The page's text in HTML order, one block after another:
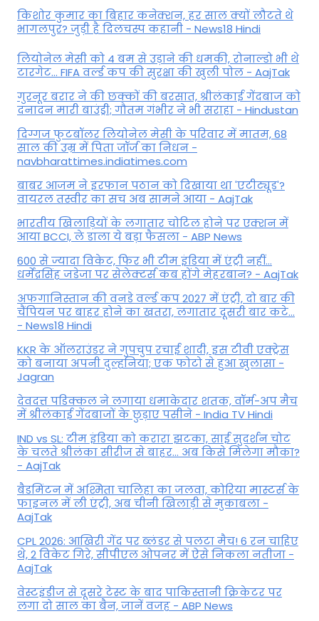
किशोर कुमार का बिहार कनेक्शन, हर साल क्यों लौटते थे
भागलपुर? जुड़ी है दिलचस्प कहानी - News18 Hindi
ल‍ियोनेल मेसी को 4 बम से उड़ाने की धमकी, रोनाल्डो भी थे
टारगेट... FIFA वर्ल्ड कप की सुरक्षा की खुली पोल - AajTak
गुरनूर बरार ने की छक्कों की बरसात, श्रीलंकाई गेंदबाज को
दनादन मारी बाउंड्री; गौतम गंभीर ने भी सराहा - Hindustan
दिग्गज फुटबॉलर लियोनेल मेसी के परिवार में मातम, 68
साल की उम्र में पिता जॉर्ज का निधन -
navbharattimes.indiatimes.com
बाबर आजम ने इरफान पठान को दिखाया था 'एटीट्यूड'?
वायरल तस्वीर का सच अब सामने आया - AajTak
भारतीय खिलाड़ियों के लगातार चोटिल होने पर एक्शन में
आया BCCI, ले डाला ये बड़ा फैसला - ABP News
600 से ज्यादा विकेट, फिर भी टीम इंडिया में एंट्री नहीं...
धर्मेंद्रसिंह जडेजा पर सेलेक्टर्स कब होंगे मेहरबान? - AajTak
अफगानिस्तान की वनडे वर्ल्ड कप 2027 में एंट्री, दो बार की
चैंपियन पर बाहर होने का खतरा, लगातार दूसरी बार कटे...
- News18 Hindi
KKR के ऑलराउंडर ने गुपचुप रचाई शादी, इस टीवी एक्ट्रेस
को बनाया अपनी दुल्हनिया; एक फोटो से हुआ खुलासा -
Jagran
देवदत्त पडिक्कल ने लगाया धमाकेदार शतक, वॉर्म-अप मैच
में श्रीलंकाई गेंदबाजों के छुड़ाए पसीने - India TV Hindi
IND vs SL: टीम इंड‍िया को करारा झटका, साई सुदर्शन चोट
के चलते श्रीलंका सीरीज से बाहर... अब किसे म‍िलेगा मौका?
- AajTak
बैडमिंटन में अश्मिता चालिहा का जलवा, कोरिया मास्टर्स के
फाइनल में ली एंट्री, अब चीनी खिलाड़ी से मुकाबला -
AajTak
CPL 2026: आखिरी गेंद पर ब्लंडर से पलटा मैच! 6 रन चाहिए
थे, 2 विकेट गिरे, सीपीएल ओपनर में ऐसे न‍िकला नतीजा -
AajTak
वेस्टइंडीज से दूसरे टेस्ट के बाद पाकिस्तानी क्रिकेटर पर
लगा दो साल का बैन, जानें वजह - ABP News